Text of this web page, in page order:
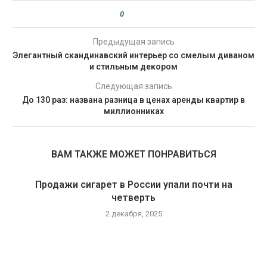
0
Предыдущая запись
Элегантный скандинавский интерьер со смелым диваном
и стильным декором
Следующая запись
До 130 раз: названа разница в ценах аренды квартир в
миллионниках
ВАМ ТАКЖЕ МОЖЕТ ПОНРАВИТЬСЯ
Продажи сигарет в России упали почти на
четверть
2 декабря, 2025